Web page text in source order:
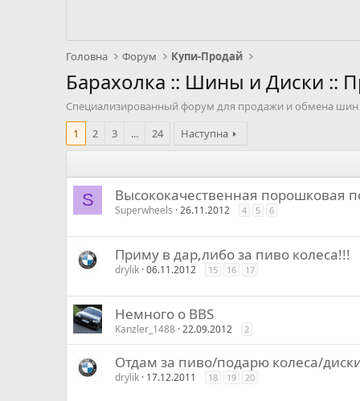
Головна Форум Купи-Продай
Барахолка :: Шины и Диски ::
Специализированный форум для продажи и обмена шин
1
2 3 ... 24 Наступна
S Высококачественная порошковая
Superwheels 26.11.2012 4 5 6
Приму в дар,либо за пиво колеса!!!
drylik 06.11.2012 15 16 17
Немного о BBS
Kanzler_1488 22.09.2012 2
Отдам за пиво/подарю колеса/
drylik 17.12.2011 18 19 20